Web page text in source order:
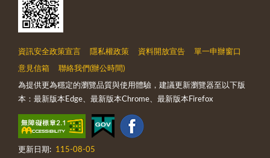
資訊安全政策宣言 隱私權政策 資料開放宣告 單一申辦窗口
意見信箱 聯絡我們(辦公時間)
為提供更為穩定的瀏覽品質與使用體驗，建議更新瀏覽器至以下版
本：最新版本Edge、最新版本Chrome、最新版本Firefox
更新日期: 115-08-05